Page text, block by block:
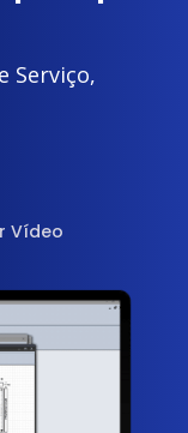
Serviço,
Vídeo